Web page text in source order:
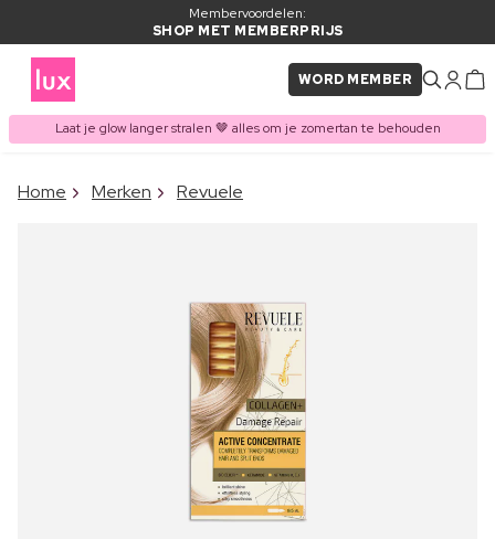
Membervoordelen:
SHOP MET MEMBERPRIJS
WORD MEMBER
Laat je glow langer stralen 🤎 alles om je zomertan te behouden
ITEM TOEGEVOEGD AAN
Home Merken Revuele